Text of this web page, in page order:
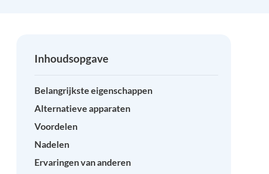
Inhoudsopgave
Belangrijkste eigenschappen
Alternatieve apparaten
Voordelen
Nadelen
Ervaringen van anderen